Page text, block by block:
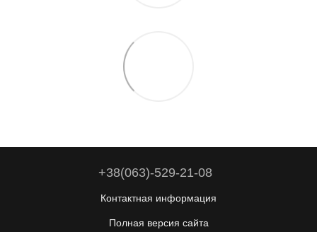
+38(063)-529-21-08
Контактная информация
Полная версия сайта